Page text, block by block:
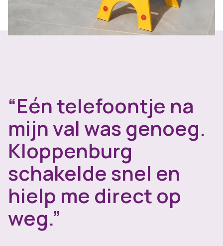
“Eén telefoontje na
mijn val was genoeg.
Kloppenburg
schakelde snel en
hielp me direct op
weg.”